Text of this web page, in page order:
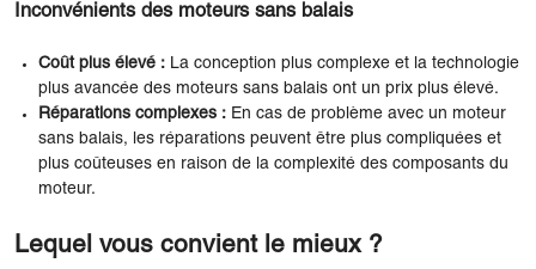
Inconvénients des moteurs sans balais
Coût plus élevé : La conception plus complexe et la technologie
plus avancée des moteurs sans balais ont un prix plus élevé.
Réparations complexes : En cas de problème avec un moteur
sans balais, les réparations peuvent être plus compliquées et
plus coûteuses en raison de la complexité des composants du
moteur.
Lequel vous convient le mieux ?